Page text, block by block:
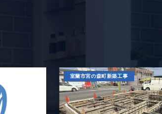
室蘭市宮の森町新築工事